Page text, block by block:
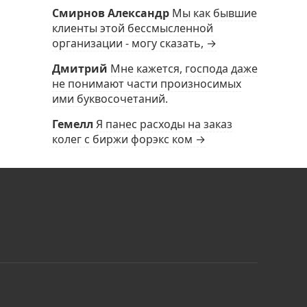
Смирнов Александр Мы как бывшие
клиенты этой бессмысленной
организации - могу сказать, →
Дмитрий Мне кажется, господа даже
не понимают части произносимых
ими буквосочетаний.
Гемелл Я панес расходы на заказ
колег с биржи форэкс ком →